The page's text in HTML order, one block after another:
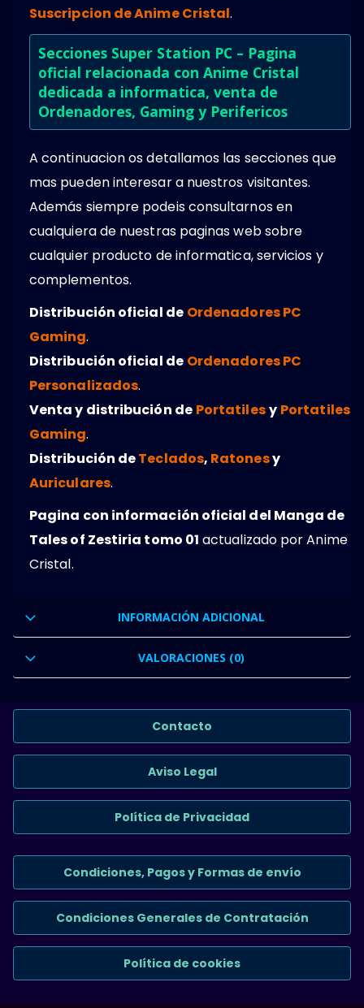
Suscripcion de Anime Cristal.
Secciones Super Station PC – Pagina
oficial relacionada con Anime Cristal
dedicada a informatica, venta de
Ordenadores, Gaming y Perifericos
A continuacion os detallamos las secciones que
mas pueden interesar a nuestros visitantes.
Además siempre podeis consultarnos en
cualquiera de nuestras paginas web sobre
cualquier producto de informatica, servicios y
complementos.
Distribución oficial de Ordenadores PC
Gaming.
Distribución oficial de Ordenadores PC
Personalizados.
Venta y distribución de Portatilesy Portatiles
Gaming.
Distribución deTeclados, Ratonesy
Auriculares.
Pagina con información oficial del Manga de
Tales of Zestiria tomo 01 actualizado por Anime
Cristal.
INFORMACIÓN ADICIONAL
VALORACIONES (0)
Contacto
Aviso Legal
Política de Privacidad
Condiciones, Pagos y Formas de envío
Condiciones Generales de Contratación
Política de cookies